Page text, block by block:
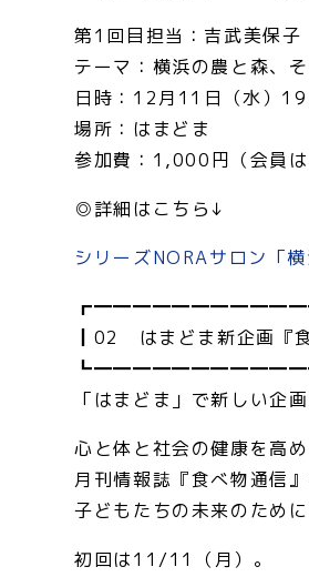
第1回目担当：吉武美保子
テーマ：横浜の農と森、
日時：12月11日（水）
場所：はまどま
参加費：1,000円（会員は
◎詳細はこちら↓
シリーズNORAサロン「
┃02 はまどま新企画『
「はまどま」で新しい企
心と体と社会の健康を高
月刊情報誌『食べ物通信
子どもたちの未来のため
初回は11/11（月）。